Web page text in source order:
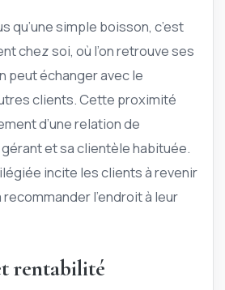
qu’une simple boisson, c’est
chez soi, où l’on retrouve ses
peut échanger avec le
clients. Cette proximité
d’une relation de
et sa clientèle habituée.
incite les clients à revenir
l’endroit à leur
rentabilité